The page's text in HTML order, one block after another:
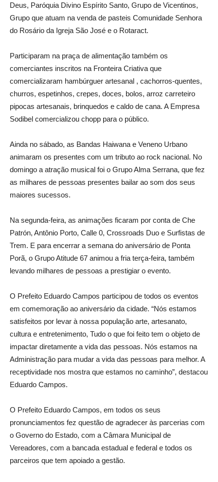
Deus, Paróquia Divino Espírito Santo, Grupo de Vicentinos,
Grupo que atuam na venda de pasteis Comunidade Senhora
do Rosário da Igreja São José e o Rotaract.
Participaram na praça de alimentação também os
comerciantes inscritos na Fronteira Criativa que
comercializaram hambúrguer artesanal , cachorros-quentes,
churros, espetinhos, crepes, doces, bolos, arroz carreteiro
pipocas artesanais, brinquedos e caldo de cana. A Empresa
Sodibel comercializou chopp para o público.
Ainda no sábado, as Bandas Haiwana e Veneno Urbano
animaram os presentes com um tributo ao rock nacional. No
domingo a atração musical foi o Grupo Alma Serrana, que fez
as milhares de pessoas presentes bailar ao som dos seus
maiores sucessos.
Na segunda-feira, as animações ficaram por conta de Che
Patrón, Antônio Porto, Calle 0, Crossroads Duo e Surfistas de
Trem. E para encerrar a semana do aniversário de Ponta
Porã, o Grupo Atitude 67 animou a fria terça-feira, também
levando milhares de pessoas a prestigiar o evento.
O Prefeito Eduardo Campos participou de todos os eventos
em comemoração ao aniversário da cidade. “Nós estamos
satisfeitos por levar à nossa população arte, artesanato,
cultura e entretenimento, Tudo o que foi feito tem o objeto de
impactar diretamente a vida das pessoas. Nós estamos na
Administração para mudar a vida das pessoas para melhor. A
receptividade nos mostra que estamos no caminho”, destacou
Eduardo Campos.
O Prefeito Eduardo Campos, em todos os seus
pronunciamentos fez questão de agradecer às parcerias com
o Governo do Estado, com a Câmara Municipal de
Vereadores, com a bancada estadual e federal e todos os
parceiros que tem apoiado a gestão.